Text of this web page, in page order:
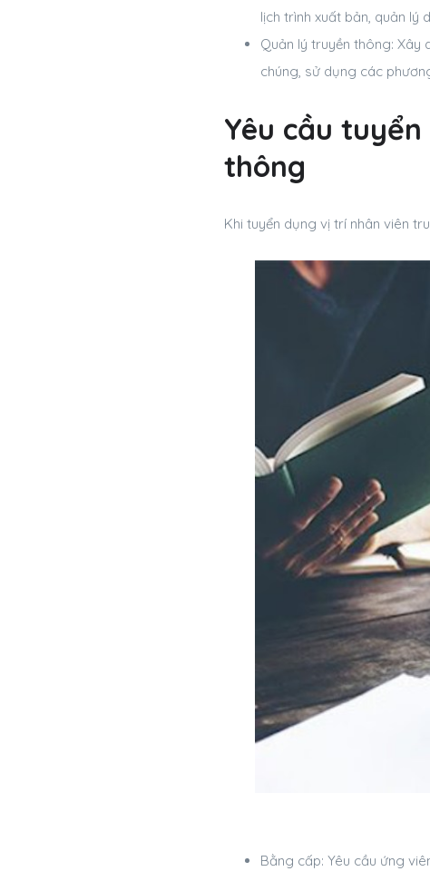
lịch trình xuất bản, quản lý
Quản lý truyền thông: Xây
chúng, sử dụng các
Yêu cầu
thông
Khi tuyển dụng vị trí nhân viên
Bằng cấp: Yêu cầu ứng